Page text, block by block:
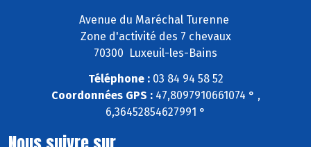
Avenue du Maréchal Turenne
Zone d'activité des 7 chevaux
70300 Luxeuil-les-Bains
Téléphone :03 84 94 58 52
Coordonnées GPS :47,8097910661074 ° ,
6,36452854627991 °